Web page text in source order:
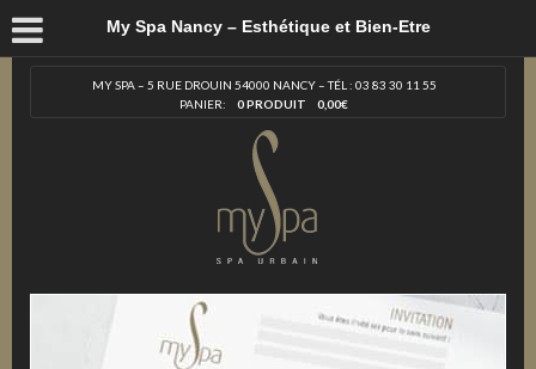
My Spa Nancy – Esthétique et Bien-Etre
MY SPA – 5 RUE DROUIN 54000 NANCY – TÉL : 03 83 30 11 55
PANIER:
0 PRODUIT 0,00€